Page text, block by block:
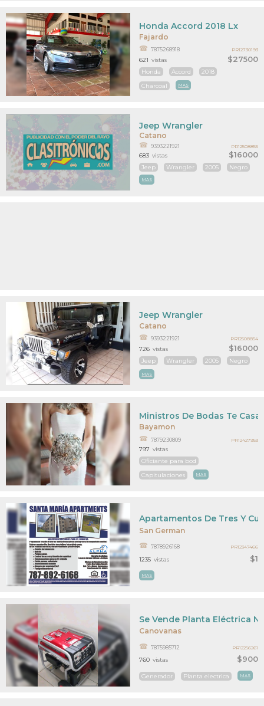
Fajardo
$27500
Honda Accord 2018 Lx
7875268918
Honda Accord
2018
Charcoal
MAS
621 vistas
PR12730193
Catano
$16000
Jeep Wrangler
9393221921
Jeep Wrangler 2005 Negro
MAS
683 vistas
PR12508855
Catano
$16000
Jeep Wrangler
9393221921
Jeep Wrangler 2005 Negro
MAS
726 vistas
PR12508854
Bayamon
Ministros De Bodas Te
7879230809
Oficiante para bod
Capitulaciones
MAS
797 vistas
PR12427953
San German
$1
Apartamentos De Tres Y
7878926168
MAS
1235 vistas
PR12347466
Canovanas
$900
Se Vende Planta Eléctrica
7875985712
Generador Planta electrica MAS
760 vistas
PR12256261